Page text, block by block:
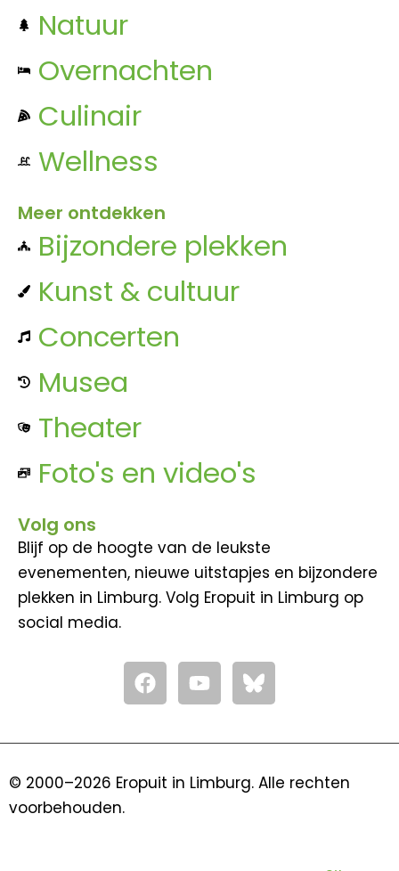
Natuur
Overnachten
Culinair
Wellness
Meer ontdekken
Bijzondere plekken
Kunst & cultuur
Concerten
Musea
Theater
Foto's en video's
Volg ons
Blijf op de hoogte van de leukste
evenementen, nieuwe uitstapjes en bijzondere
plekken in Limburg. Volg Eropuit in Limburg op
social media.
F
a
c
o
Y
o
u
b
© 2000–2026 Eropuit in Limburg. Alle rechten
voorbehouden.